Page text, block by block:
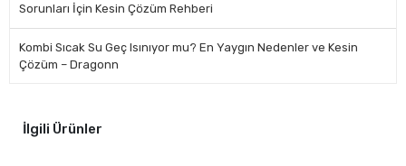
Sorunları İçin Kesin Çözüm Rehberi
Kombi Sıcak Su Geç Isınıyor mu? En Yaygın Nedenler ve Kesin
Çözüm – Dragonn
İlgili Ürünler